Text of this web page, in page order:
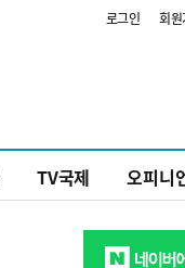
로그인 회원
TV국제 오피니